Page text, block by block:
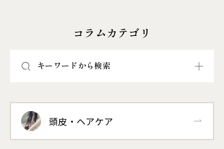
コラムカテゴリ
キーワードから検索
頭皮・ヘアケア